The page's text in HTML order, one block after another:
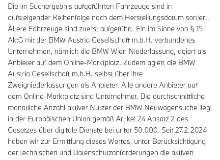
Die im Suchergebnis aufgeführten Fahrzeuge sind in
aufsteigender Reihenfolge nach dem Herstellungsdatum sortiert.
Ältere Fahrzeuge sind zuerst aufgeführt. Ein im Sinne von § 15
AktG mit der BMW Austria Gesellschaft m.b.H. verbundenes
Unternehmen, nämlich die BMW Wien Niederlassung, agiert als
Anbieter auf dem Online-Marktplatz. Zudem agiert die BMW
Austria Gesellschaft m.b.H. selbst über ihre
Zweigniederlassungen als Anbieter. Alle andere Anbieter auf
dem Online-Marktplatz sind Unternehmer. Die durchschnittliche
monatliche Anzahl aktiver Nutzer der BMW Neuwagensuche liegt
in der Europäischen Union gemäß Artikel 24 Absatz 2 des
Gesetzes über digitale Dienste bei unter 50.000. Seit 27.2.2024
haben wir zur Ermittlung dieses Wertes, unter Berücksichtigung
der technischen und Datenschutzanforderungen die aktiven